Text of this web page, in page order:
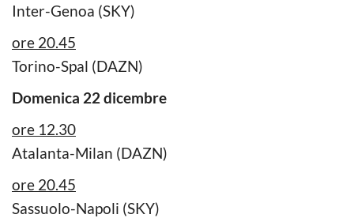
Inter-Genoa (SKY)
ore 20.45
Torino-Spal (DAZN)
Domenica 22 dicembre
ore 12.30
Atalanta-Milan (DAZN)
ore 20.45
Sassuolo-Napoli (SKY)